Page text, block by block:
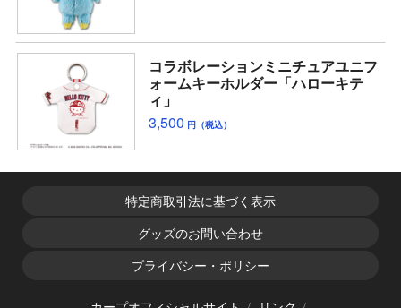
コラボレーションミニチュアユニフ
ォームキーホルダー「ハローキテ
ィ」
3,500 円（税込）
特定商取引法に基づく表示
グッズのお問い合わせ
プライバシー・ポリシー